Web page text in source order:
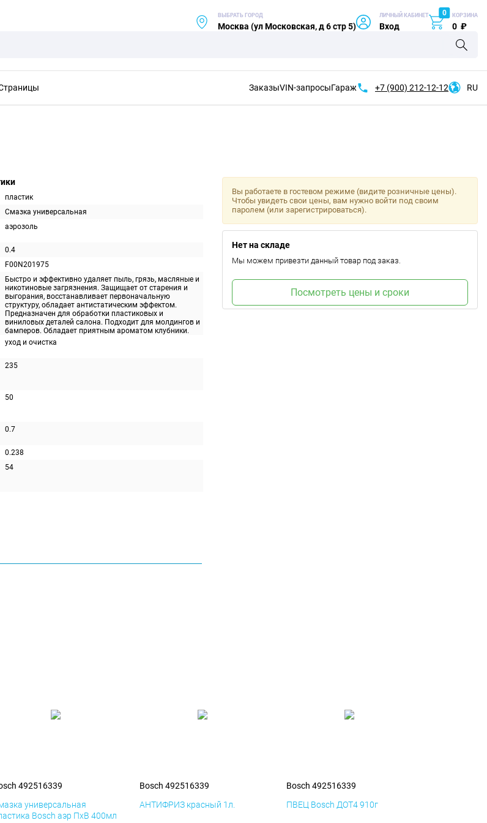
ВЫБРАТЬ ГОРОД
Москва (ул Московская, д 6 стр 5)
ЛИЧНЫЙ КАБИНЕТ
Вход
0 КОРЗИНА
0 ₽
ЗаказыVIN-запросыГараж +7 (900) 212-12-12 RU
пластик
Смазка универсальная
аэрозоль
0.4
F00N201975
Быстро и эффективно удаляет пыль, грязь, масляные и
никотиновые загрязнения. Защищает от старения и
выгорания, восстанавливает первоначальную
структуру, обладает антистатическим эффектом.
Предназначен для обработки пластиковых и
виниловых деталей салона. Подходит для молдингов и
бамперов. Обладает приятным ароматом клубники.
уход и очистка
235
50
0.7
0.238
54
Вы работаете в гостевом режиме (видите розничные цены).
Чтобы увидеть свои цены, вам нужно войти под своим
паролем (или зарегистрироваться).
Нет на складе
Мы можем привезти данный товар под заказ.
Посмотреть цены и сроки
492516339
универсальная
Bosch аэр ПхВ 400мл
Bosch 492516339
АНТИФРИЗ красный 1л.
Bosch 492516339
ПВЕЦ Bosch ДОТ4 910г